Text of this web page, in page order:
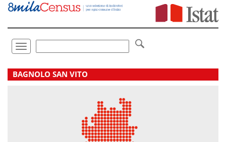
Vai
direttamente
Toggle
navigation
.
BAGNOLO SAN VITO